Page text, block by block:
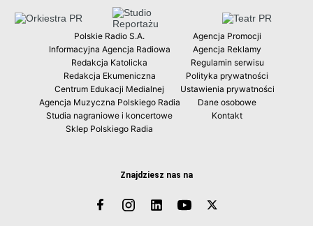
Znajdziesz nas na
Polskie Radio S.A.
Informacyjna Agencja Radiowa
Redakcja Katolicka
Redakcja Ekumeniczna
Centrum Edukacji Medialnej
Agencja Muzyczna Polskiego Radia
Studia nagraniowe i koncertowe
Sklep Polskiego Radia
Agencja Promocji
Agencja Reklamy
Regulamin serwisu
Polityka prywatności
Ustawienia prywatności
Dane osobowe
Kontakt